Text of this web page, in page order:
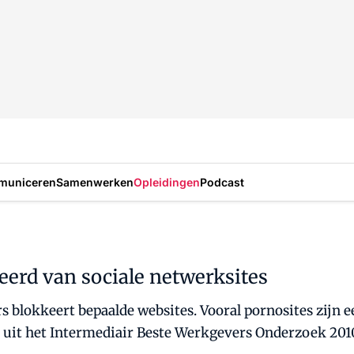
SamenwerkenOpleidingenPodcast
van sociale netwerksites
blokkeert bepaalde websites. Vooral pornosites zijn
het Intermediair Beste Werkgevers Onderzoek